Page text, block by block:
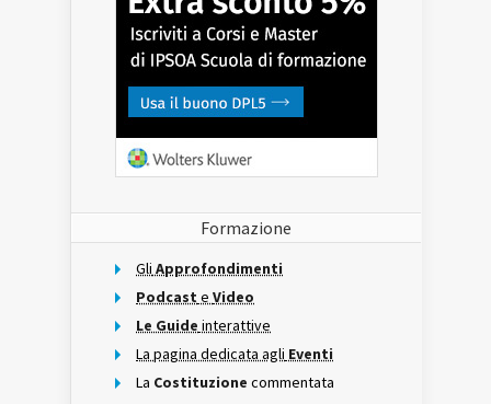
Formazione
Gli Approfondimenti
Podcast e Video
Le Guide interattive
La pagina dedicata agli Eventi
La Costituzione commentata